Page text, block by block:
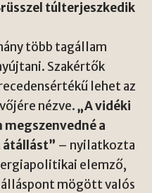
túlterjeszkedik
több tagállam
Szakértők
lehet az
nézve.„A vidéki
a
– nyilatkozta
elemző,
álláspont mögött valós